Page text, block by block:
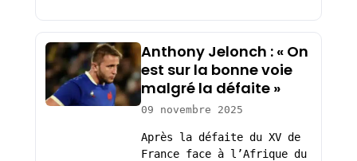
Anthony Jelonch : « On
est sur la bonne voie
malgré la défaite »
09 novembre 2025
Après la défaite du XV de
France face à l’Afrique du